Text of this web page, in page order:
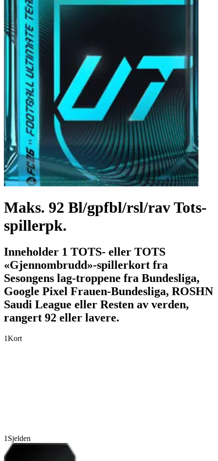
Maks. 92 Bl/gpfbl/rsl/rav Tots-
spillerpk.
Inneholder 1 TOTS- eller TOTS
«Gjennombrudd»-spillerkort fra
Sesongens lag-troppene fra Bundesliga,
Google Pixel Frauen-Bundesliga, ROSHN
Saudi League eller Resten av verden,
rangert 92 eller lavere.
1Kort
1 Sjelden